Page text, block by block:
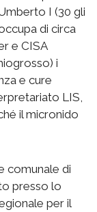
I (30 gli
di circa
e CISA
i
e cure
LIS,
il micronido
comunale di
presso lo
per il